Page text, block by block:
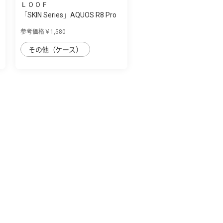
ＬＯＯＦ
「SKIN Series」AQUOS R8 Pro
参考価格￥1,580
その他（ケース）